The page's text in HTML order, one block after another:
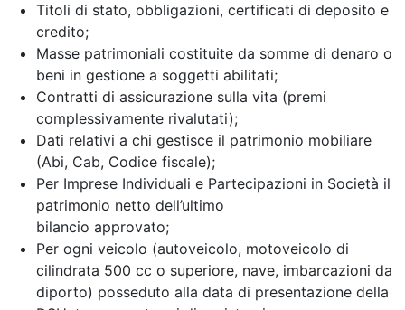
Titoli di stato, obbligazioni, certificati di deposito e
credito;
Masse patrimoniali costituite da somme di denaro o
beni in gestione a soggetti abilitati;
Contratti di assicurazione sulla vita (premi
complessivamente rivalutati);
Dati relativi a chi gestisce il patrimonio mobiliare
(Abi, Cab, Codice fiscale);
Per Imprese Individuali e Partecipazioni in Società il
patrimonio netto dell’ultimo
bilancio approvato;
Per ogni veicolo (autoveicolo, motoveicolo di
cilindrata 500 cc o superiore, nave, imbarcazioni da
diporto) posseduto alla data di presentazione della